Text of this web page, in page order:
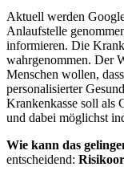
Aktuell werden
Anlaufstelle
informieren. Die
wahrgenommen. Der
Menschen wollen,
personalisierter
Krankenkasse soll als
und dabei möglichst
Wie kann das
entscheidend: